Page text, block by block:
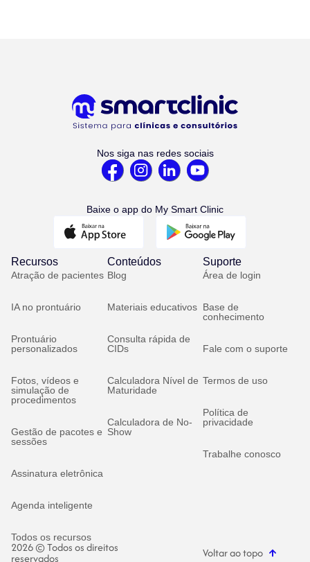
Nos siga nas redes sociais
Baixe o app do My Smart Clinic
Recursos
Atração de pacientes
IA no prontuário
Prontuário
personalizados
Fotos, vídeos e
simulação de
procedimentos
Gestão de pacotes e
sessões
Assinatura eletrônica
Agenda inteligente
Todos os recursos
Conteúdos
Blog
Materiais educativos
Consulta rápida de
CIDs
Calculadora Nível de
Maturidade
Calculadora de No-
Show
Suporte
Área de login
Base de
conhecimento
Fale com o suporte
Termos de uso
Política de
privacidade
Trabalhe conosco
2026 © Todos os direitos
reservados Voltar ao topo